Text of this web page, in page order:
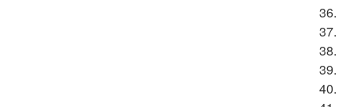
36.
37.
38.
39.
40.